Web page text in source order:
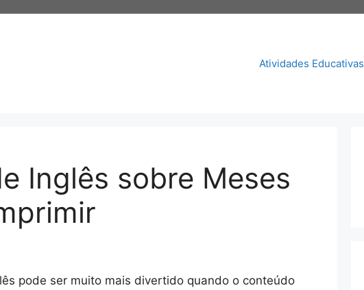
Atividades Educativas
Inglês sobre Meses
pode ser muito mais divertido quando o conteúdo